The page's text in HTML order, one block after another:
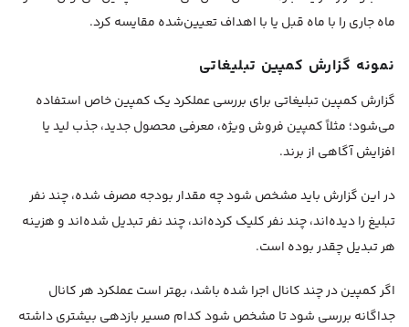
ماه جاری را با ماه قبل یا با اهداف تعیین‌شده مقایسه کرد.
نمونه گزارش کمپین تبلیغاتی
گزارش کمپین تبلیغاتی برای بررسی عملکرد یک کمپین خاص استفاده
می‌شود؛ مثلاً کمپین فروش ویژه، معرفی محصول جدید، جذب لید یا
افزایش آگاهی از برند.
در این گزارش باید مشخص شود چه مقدار بودجه مصرف شده، چند نفر
تبلیغ را دیده‌اند، چند نفر کلیک کرده‌اند، چند نفر تبدیل شده‌اند و هزینه
هر تبدیل چقدر بوده است.
اگر کمپین در چند کانال اجرا شده باشد، بهتر است عملکرد هر کانال
جداگانه بررسی شود تا مشخص شود کدام مسیر بازدهی بیشتری داشته